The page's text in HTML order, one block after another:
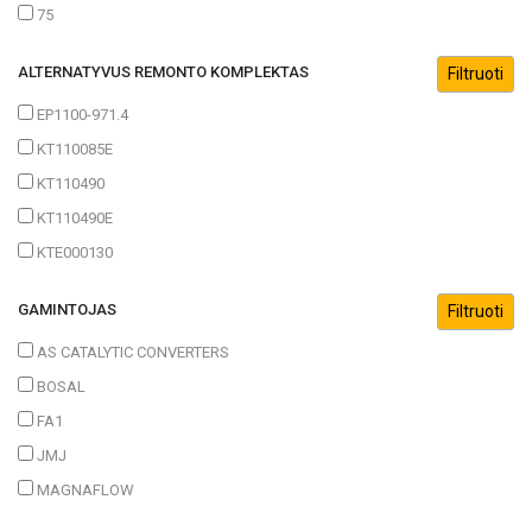
75
ALTERNATYVUS REMONTO KOMPLEKTAS
EP1100-971.4
KT110085E
KT110490
KT110490E
KTE000130
GAMINTOJAS
AS CATALYTIC CONVERTERS
BOSAL
FA1
JMJ
MAGNAFLOW